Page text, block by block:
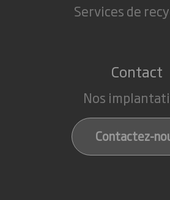
Services de
Contact
Nos
Contactez-